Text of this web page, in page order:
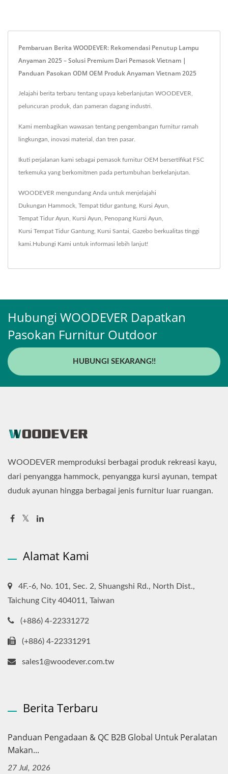
Pembaruan Berita WOODEVER: Rekomendasi Penutup Lampu
Anyaman 2025 – Solusi Premium Dari Pemasok Vietnam｜
Panduan Pasokan ODM OEM Produk Anyaman Vietnam 2025
Jelajahi berita terbaru tentang upaya keberlanjutan WOODEVER,
peluncuran produk, dan pameran dagang industri.
Kami membagikan wawasan tentang pengembangan furnitur ramah
lingkungan, inovasi material, dan tren pasar.
Ikuti perjalanan kami sebagai pemasok furnitur OEM bersertifikat FSC
terkemuka yang berkomitmen pada pertumbuhan berkelanjutan.
WOODEVER mengundang Anda untuk menjelajahi
Dukungan Hammock Tempat tidur gantung Kursi Ayun
Tempat Tidur Ayun Kursi Ayun Penopang Kursi Ayun
Kursi Tempat Tidur Gantung Kursi Santai Gazebo berkualitas tinggi
kami. Hubungi Kami untuk informasi lebih lanjut!
Hubungi WOODEVER Dapatkan
Pasokan Furnitur Outdoor
HUBUNGI SEKARANG!!
WOODEVER memproduksi berbagai produk rekreasi kayu,
dari penyangga hammock, penyangga kursi ayunan, tempat
duduk ayunan hingga berbagai jenis furnitur luar ruangan.
Alamat Kami
4F.-6, No. 101, Sec. 2, Shuangshi Rd., North Dist.,
Taichung City 404011, Taiwan
(+886) 4-22331272
(+886) 4-22331291
sales1@woodever.com.tw
Berita Terbaru
Panduan Pengadaan & QC B2B Global Untuk Peralatan
Makan...
27 Jul, 2026